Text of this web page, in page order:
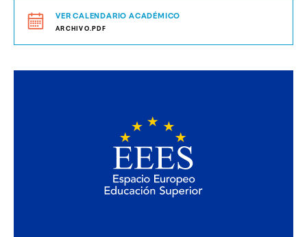
VER CALENDARIO ACADÉMICO
ARCHIVO.PDF